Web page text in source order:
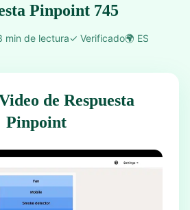
Pinpoint 745
min de lectura✓ Verificado🌍 ES
de Respuesta
Pinpoint